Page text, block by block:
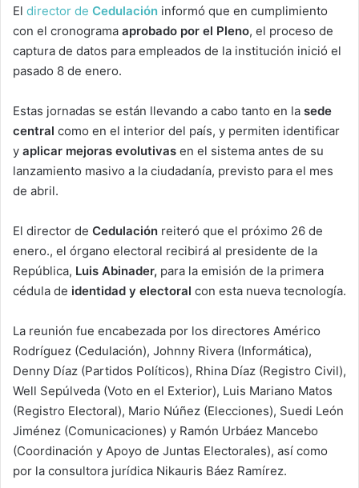
El director de Cedulación informó que en cumplimiento
con el cronograma aprobado por el Pleno, el proceso de
captura de datos para empleados de la institución inició el
pasado 8 de enero.
Estas jornadas se están llevando a cabo tanto en la sede
central como en el interior del país, y permiten identificar
y aplicar mejoras evolutivas en el sistema antes de su
lanzamiento masivo a la ciudadanía, previsto para el mes
de abril.
El director de Cedulación reiteró que el próximo 26 de
enero., el órgano electoral recibirá al presidente de la
República, Luis Abinader, para la emisión de la primera
cédula de identidad y electoral con esta nueva tecnología.
La reunión fue encabezada por los directores Américo
Rodríguez (Cedulación), Johnny Rivera (Informática),
Denny Díaz (Partidos Políticos), Rhina Díaz (Registro Civil),
Well Sepúlveda (Voto en el Exterior), Luis Mariano Matos
(Registro Electoral), Mario Núñez (Elecciones), Suedi León
Jiménez (Comunicaciones) y Ramón Urbáez Mancebo
(Coordinación y Apoyo de Juntas Electorales), así como
por la consultora jurídica Nikauris Báez Ramírez.